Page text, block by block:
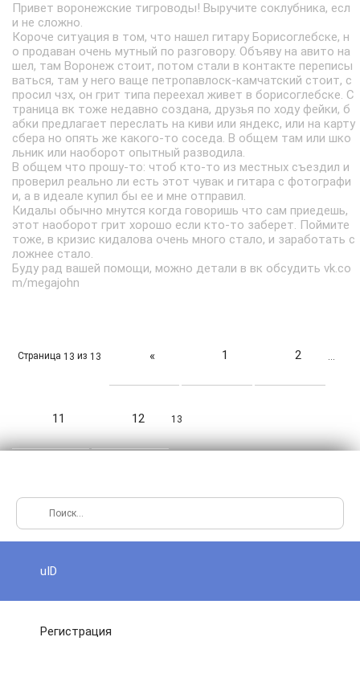
Привет воронежские тигроводы! Выручите соклубника, есл
и не сложно.
Короче ситуация в том, что нашел гитару Борисоглебске, н
о продаван очень мутный по разговору. Объяву на авито на
шел, там Воронеж стоит, потом стали в контакте переписы
ваться, там у него ваще петропавлоск-камчатский стоит, с
просил чзх, он грит типа переехал живет в борисоглебске. С
траница вк тоже недавно создана, друзья по ходу фейки, б
абки предлагает переслать на киви или яндекс, или на карту
сбера но опять же какого-то соседа. В общем там или шко
льник или наоборот опытный разводила.
В общем что прошу-то: чтоб кто-то из местных съездил и
проверил реально ли есть этот чувак и гитара с фотографи
и, а в идеале купил бы ее и мне отправил.
Кидалы обычно мнутся когда говоришь что сам приедешь,
этот наоборот грит хорошо если кто-то заберет. Поймите
тоже, в кризис кидалова очень много стало, и заработать с
ложнее стало.
Буду рад вашей помощи, можно детали в вк обсудить vk.co
m/megajohn
Страница 13 из 13 « 1 2 …
11 12 13
uID
Регистрация